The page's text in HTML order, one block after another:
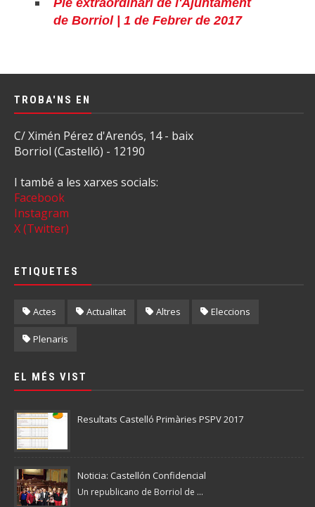
Ple extraordinari de l'Ajuntament
de Borriol | 1 de Febrer de 2017
TROBA'NS EN
C/ Ximén Pérez d'Arenós, 14 - baix
Borriol (Castelló) - 12190
I també a les xarxes socials:
Facebook
Instagram
X (Twitter)
ETIQUETES
Actes Actualitat Altres Eleccions
Plenaris
EL MÉS VIST
Resultats Castelló Primàries PSPV 2017
Noticia: Castellón Confidencial
Un republicano de Borriol de ...